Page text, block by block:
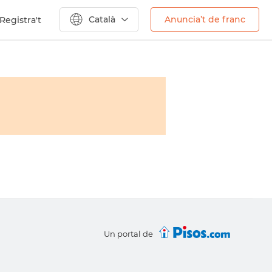
Registra't Català Anuncia’t de franc
Un portal de